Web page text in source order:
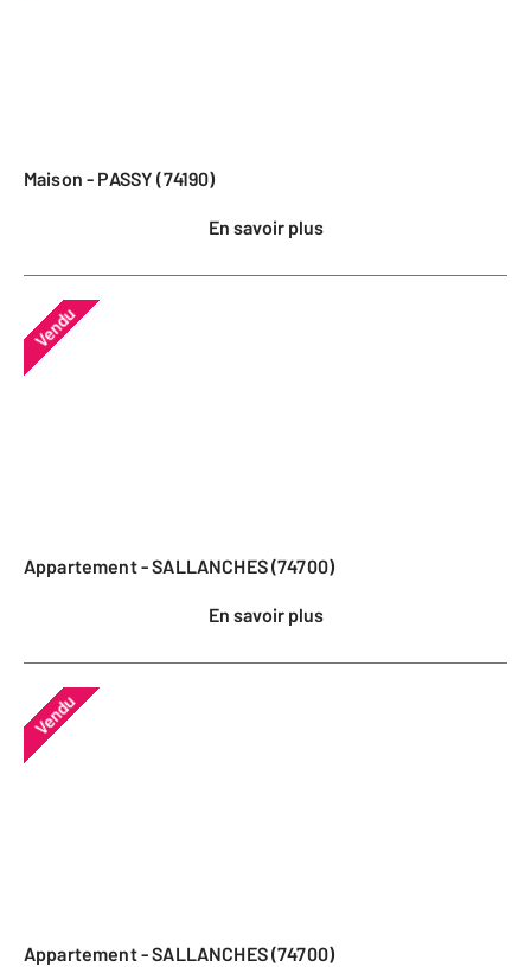
Maison - PASSY (74190)
En savoir plus
Vendu
Appartement - SALLANCHES (74700)
En savoir plus
Vendu
Appartement - SALLANCHES (74700)